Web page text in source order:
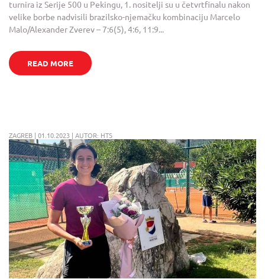
turnira iz Serije 500 u Pekingu, 1. nositelji su u četvrtfinalu nakon
velike borbe nadvisili brazilsko-njemačku kombinaciju Marcelo
Malo/Alexander Zverev – 7:6(5), 4:6, 11:9...
READ MORE
ZAGREB | 01.10.2023 | AUTOR: HTS